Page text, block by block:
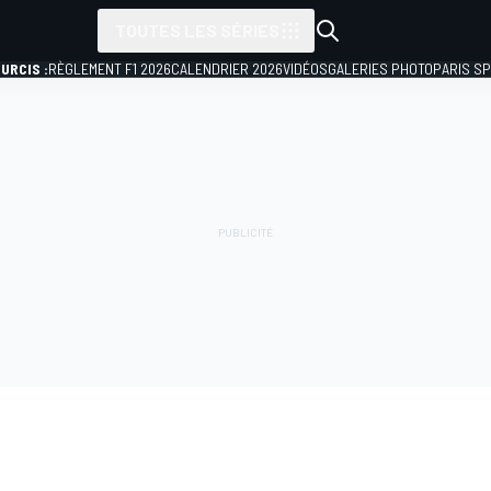
:RÈGLEMENT F1 2026CALENDRIER 2026VIDÉOSGALERIES PHOTOPARIS